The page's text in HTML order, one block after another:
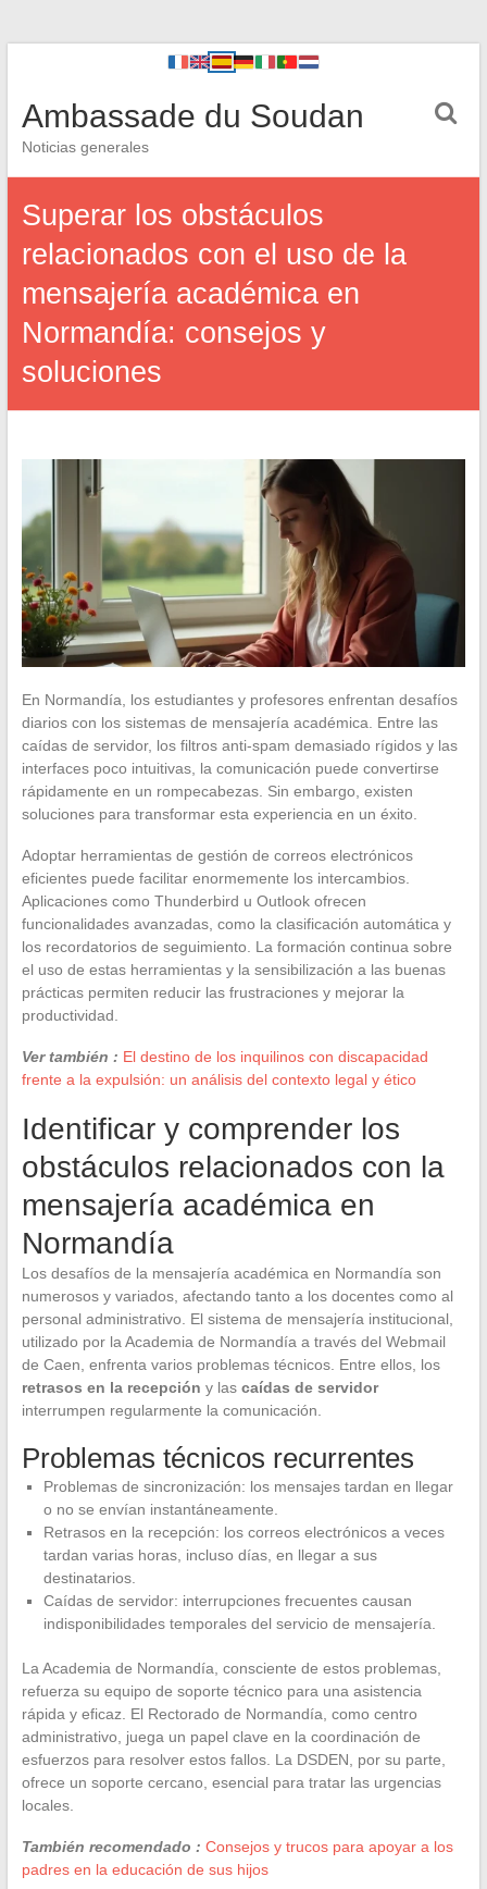
Ambassade du Soudan
Noticias generales
Superar los obstáculos
relacionados con el uso de la
mensajería académica en
Normandía: consejos y
soluciones
En Normandía, los estudiantes y profesores enfrentan desafíos
diarios con los sistemas de mensajería académica. Entre las
caídas de servidor, los filtros anti-spam demasiado rígidos y las
interfaces poco intuitivas, la comunicación puede convertirse
rápidamente en un rompecabezas. Sin embargo, existen
soluciones para transformar esta experiencia en un éxito.
Adoptar herramientas de gestión de correos electrónicos
eficientes puede facilitar enormemente los intercambios.
Aplicaciones como Thunderbird u Outlook ofrecen
funcionalidades avanzadas, como la clasificación automática y
los recordatorios de seguimiento. La formación continua sobre
el uso de estas herramientas y la sensibilización a las buenas
prácticas permiten reducir las frustraciones y mejorar la
productividad.
Ver también : El destino de los inquilinos con discapacidad
frente a la expulsión: un análisis del contexto legal y ético
Identificar y comprender los
obstáculos relacionados con la
mensajería académica en
Normandía
Los desafíos de la mensajería académica en Normandía son
numerosos y variados, afectando tanto a los docentes como al
personal administrativo. El sistema de mensajería institucional,
utilizado por la Academia de Normandía a través del Webmail
de Caen, enfrenta varios problemas técnicos. Entre ellos, los
retrasos en la recepción y las caídas de servidor
interrumpen regularmente la comunicación.
Problemas técnicos recurrentes
Problemas de sincronización: los mensajes tardan en llegar
o no se envían instantáneamente.
Retrasos en la recepción: los correos electrónicos a veces
tardan varias horas, incluso días, en llegar a sus
destinatarios.
Caídas de servidor: interrupciones frecuentes causan
indisponibilidades temporales del servicio de mensajería.
La Academia de Normandía, consciente de estos problemas,
refuerza su equipo de soporte técnico para una asistencia
rápida y eficaz. El Rectorado de Normandía, como centro
administrativo, juega un papel clave en la coordinación de
esfuerzos para resolver estos fallos. La DSDEN, por su parte,
ofrece un soporte cercano, esencial para tratar las urgencias
locales.
También recomendado : Consejos y trucos para apoyar a los
padres en la educación de sus hijos